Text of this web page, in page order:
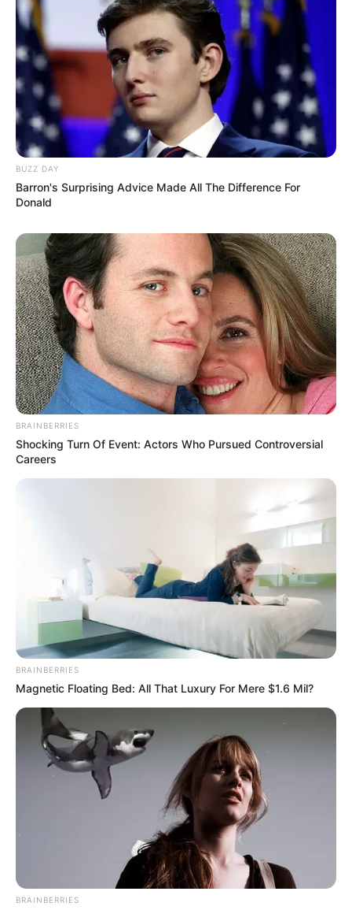
Der Wörlitzer Park im Ortsteil Wörlitz der Stadt
Oranienbaum-Wörlitz als Markierung auf dem Stadtplan
bzw. der Landkarte von OpenStreetMap (es gibt im Ort
mehrere gut ausgeschilderte Parkplätze und einen
Großparkplatz):
Lageplan als größere Karte zeigen.
Deutschlandweit Veranstaltung kostenlos
eintragen:
Bilderfreigabe: Die Bilder dieser Seite dürfen unter
bestimmten Bedingungen für private und kommerzielle
Zwecke kostenlos benutzt werden. Weiteres siehe
Das Wissen, das die Bauern schon seit Jahrtausenden
bei der Tier- und Pflanzenzucht anwenden, hatte
Charles Darwin 1858 der universitären Welt gelehrt. Die
mussten die Abstammungslehre ja endlich auch mal
lernen.
weitere Kalauer
Impressum & Kontakt
Smartphone Startseite
BUZZ DAY
Barron's Surprising Advice Made All The Difference For
Donald
BRAINBERRIES
Shocking Turn Of Event: Actors Who Pursued Controversial
Careers
BRAINBERRIES
Magnetic Floating Bed: All That Luxury For Mere $1.6 Mil?
BRAINBERRIES